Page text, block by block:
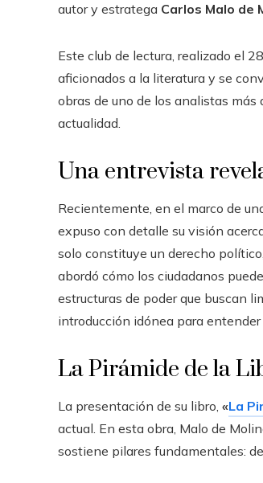
autor y estratega Carlos Malo de
Este club de lectura, realizado el
aficionados a la literatura y se
obras de uno de los analistas
actualidad.
Una entrevista
Recientemente, en el marco de
expuso con detalle su visión
solo constituye un derecho
abordó cómo los ciudadanos
estructuras de poder que buscan
introducción idónea para
La Pirámide de la
La presentación de su libro, «La
actual. En esta obra, Malo de
sostiene pilares fundamentales: